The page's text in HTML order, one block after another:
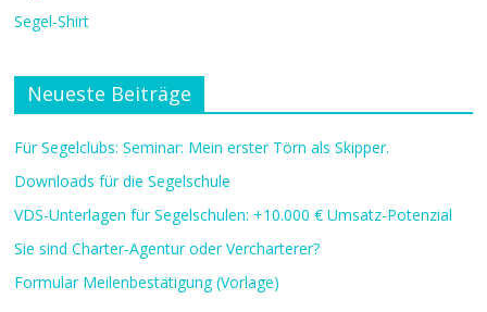
Segel-Shirt
Neueste Beiträge
Für Segelclubs: Seminar: Mein erster Törn als Skipper.
Downloads für die Segelschule
VDS-Unterlagen für Segelschulen: +10.000 € Umsatz-Potenzial
Sie sind Charter-Agentur oder Vercharterer?
Formular Meilenbestätigung (Vorlage)